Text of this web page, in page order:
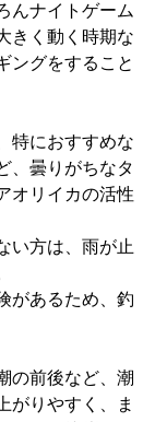
んナイトゲーム
きく動く時期な
ングをすること
特におすすめな
、曇りがちなタ
オリイカの活性
い方は、雨が止
があるため、釣
の前後など、潮
がりやすく、ま